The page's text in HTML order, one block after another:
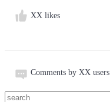
XX likes
Comments by XX users